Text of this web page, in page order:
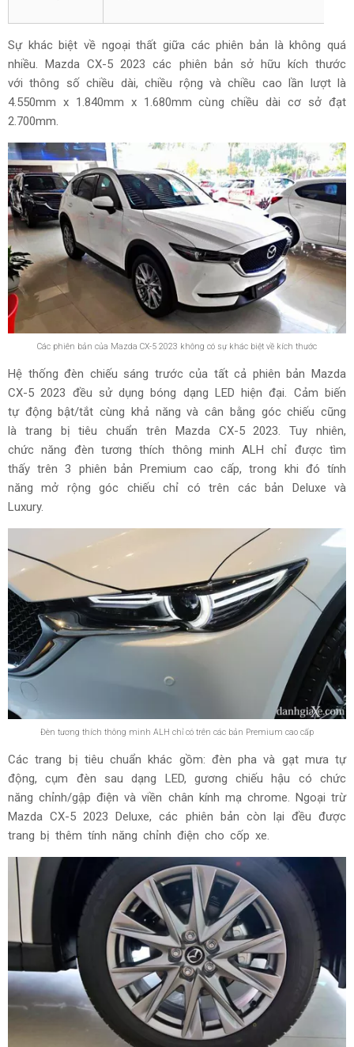
Sự khác biệt về ngoại thất giữa các phiên bản là không quá
nhiều. Mazda CX-5 2023 các phiên bản sở hữu kích thước
với thông số chiều dài, chiều rộng và chiều cao lần lượt là
4.550mm x 1.840mm x 1.680mm cùng chiều dài cơ sở đạt
2.700mm.
Các phiên bản của Mazda CX-5 2023 không có sự khác biệt về kích thước
Hệ thống đèn chiếu sáng trước của tất cả phiên bản Mazda
CX-5 2023 đều sử dụng bóng dạng LED hiện đại. Cảm biến
tự động bật/tắt cùng khả năng và cân bằng góc chiếu cũng
là trang bị tiêu chuẩn trên Mazda CX-5 2023. Tuy nhiên,
chức năng đèn tương thích thông minh ALH chỉ được tìm
thấy trên 3 phiên bản Premium cao cấp, trong khi đó tính
năng mở rộng góc chiếu chỉ có trên các bản Deluxe và
Luxury.
Đèn tương thích thông minh ALH chỉ có trên các bản Premium cao cấp
Các trang bị tiêu chuẩn khác gồm: đèn pha và gạt mưa tự
động, cụm đèn sau dạng LED, gương chiếu hậu có chức
năng chỉnh/gập điện và viền chân kính mạ chrome. Ngoại trừ
Mazda CX-5 2023 Deluxe, các phiên bản còn lại đều được
trang bị thêm tính năng chỉnh điện cho cốp xe.